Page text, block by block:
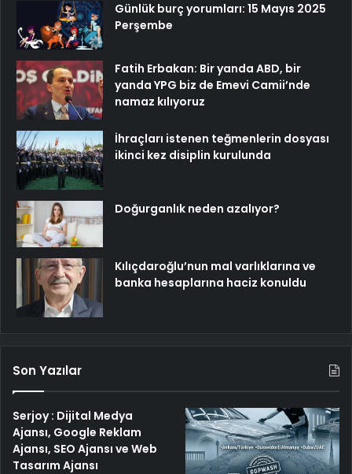
Günlük burç yorumları: 15 Mayıs 2025
Perşembe
Fatih Erbakan: Bir yanda ABD, bir
yanda YPG biz de Emevi Camii’nde
namaz kılıyoruz
İhraçları istenen teğmenlerin dosyası
ikinci kez disiplin kurulunda
Doğurganlık neden azalıyor?
Kılıçdaroğlu’nun mal varlıklarına ve
banka hesaplarına haciz konuldu
Son Yazılar
Serjoy : Dijital Medya
Ajansı, Google Reklam
Ajansı, SEO Ajansı ve Web
Tasarım Ajansı